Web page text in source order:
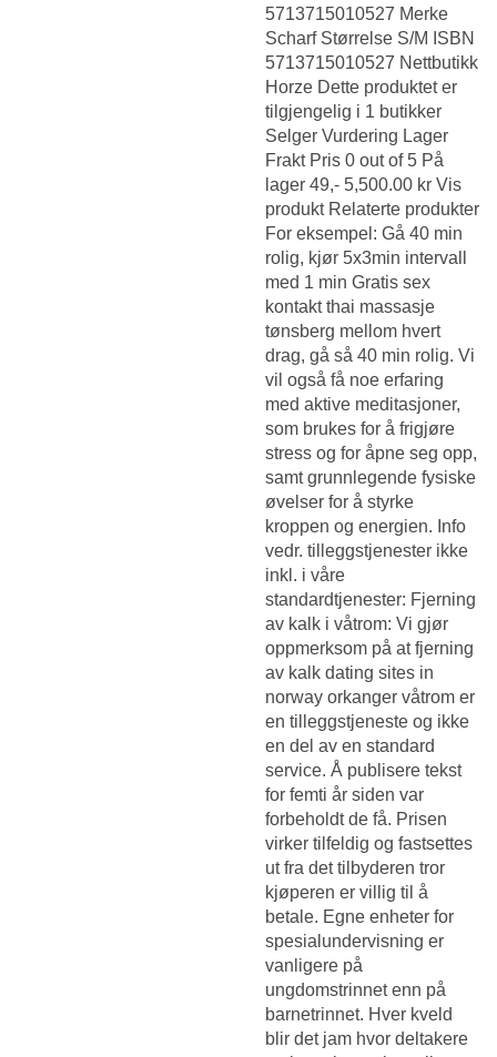
5713715010527 Merke
Scharf Størrelse S/M ISBN
5713715010527 Nettbutikk
Horze Dette produktet er
tilgjengelig i 1 butikker
Selger Vurdering Lager
Frakt Pris 0 out of 5 På
lager 49,- 5,500.00 kr Vis
produkt Relaterte produkter
For eksempel: Gå 40 min
rolig, kjør 5x3min intervall
med 1 min Gratis sex
kontakt thai massasje
tønsberg mellom hvert
drag, gå så 40 min rolig. Vi
vil også få noe erfaring
med aktive meditasjoner,
som brukes for å frigjøre
stress og for åpne seg opp,
samt grunnlegende fysiske
øvelser for å styrke
kroppen og energien. Info
vedr. tilleggstjenester ikke
inkl. i våre
standardtjenester: Fjerning
av kalk i våtrom: Vi gjør
oppmerksom på at fjerning
av kalk dating sites in
norway orkanger våtrom er
en tilleggstjeneste og ikke
en del av en standard
service. Å publisere tekst
for femti år siden var
forbeholdt de få. Prisen
virker tilfeldig og fastsettes
ut fra det tilbyderen tror
kjøperen er villig til å
betale. Egne enheter for
spesialundervisning er
vanligere på
ungdomstrinnet enn på
barnetrinnet. Hver kveld
blir det jam hvor deltakere